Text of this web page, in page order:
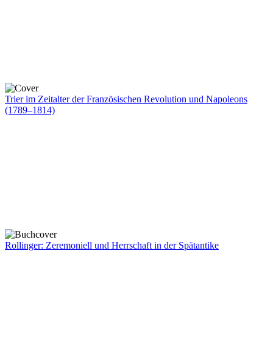
Trier im Zeitalter der Französischen Revolution und Napoleons
(1789–1814)
Rollinger: Zeremoniell und Herrschaft in der Spätantike